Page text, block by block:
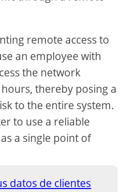
remote access to
an employee with
the network
thereby posing a
to the entire system.
to use a reliable
a single point of
datos de clientes